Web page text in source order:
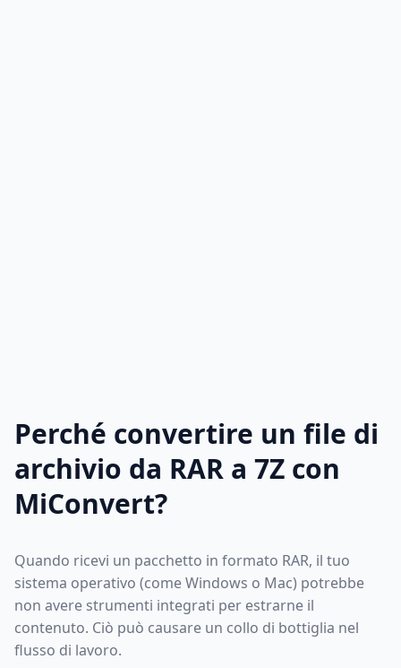
Perché convertire un file di
archivio da RAR a 7Z con
MiConvert?
Quando ricevi un pacchetto in formato RAR, il tuo
sistema operativo (come Windows o Mac) potrebbe
non avere strumenti integrati per estrarne il
contenuto. Ciò può causare un collo di bottiglia nel
flusso di lavoro.